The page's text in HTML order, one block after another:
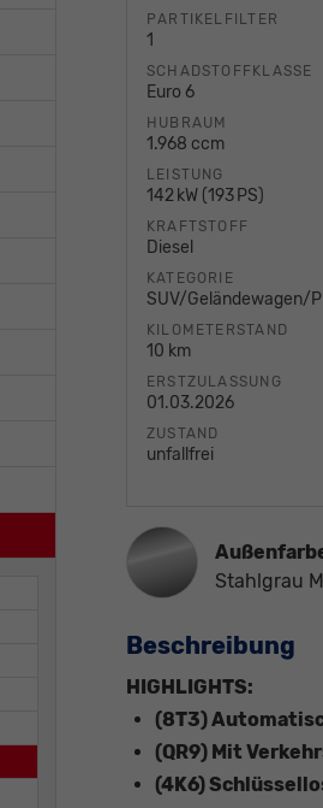
PARTIKELFILTER
1
SCHADSTOFFKLASSE
Euro 6
HUBRAUM
1.968 ccm
LEISTUNG
142 kW (193 PS)
KRAFTSTOFF
Diesel
KATEGORIE
SUV/Geländewagen/
KILOMETERSTAND
10 km
ERSTZULASSUNG
01.03.2026
ZUSTAND
unfallfrei
Stahlgrau
Beschreibung
HIGHLIGHTS:
(8T3)
(QR9) Mit
(4K6)